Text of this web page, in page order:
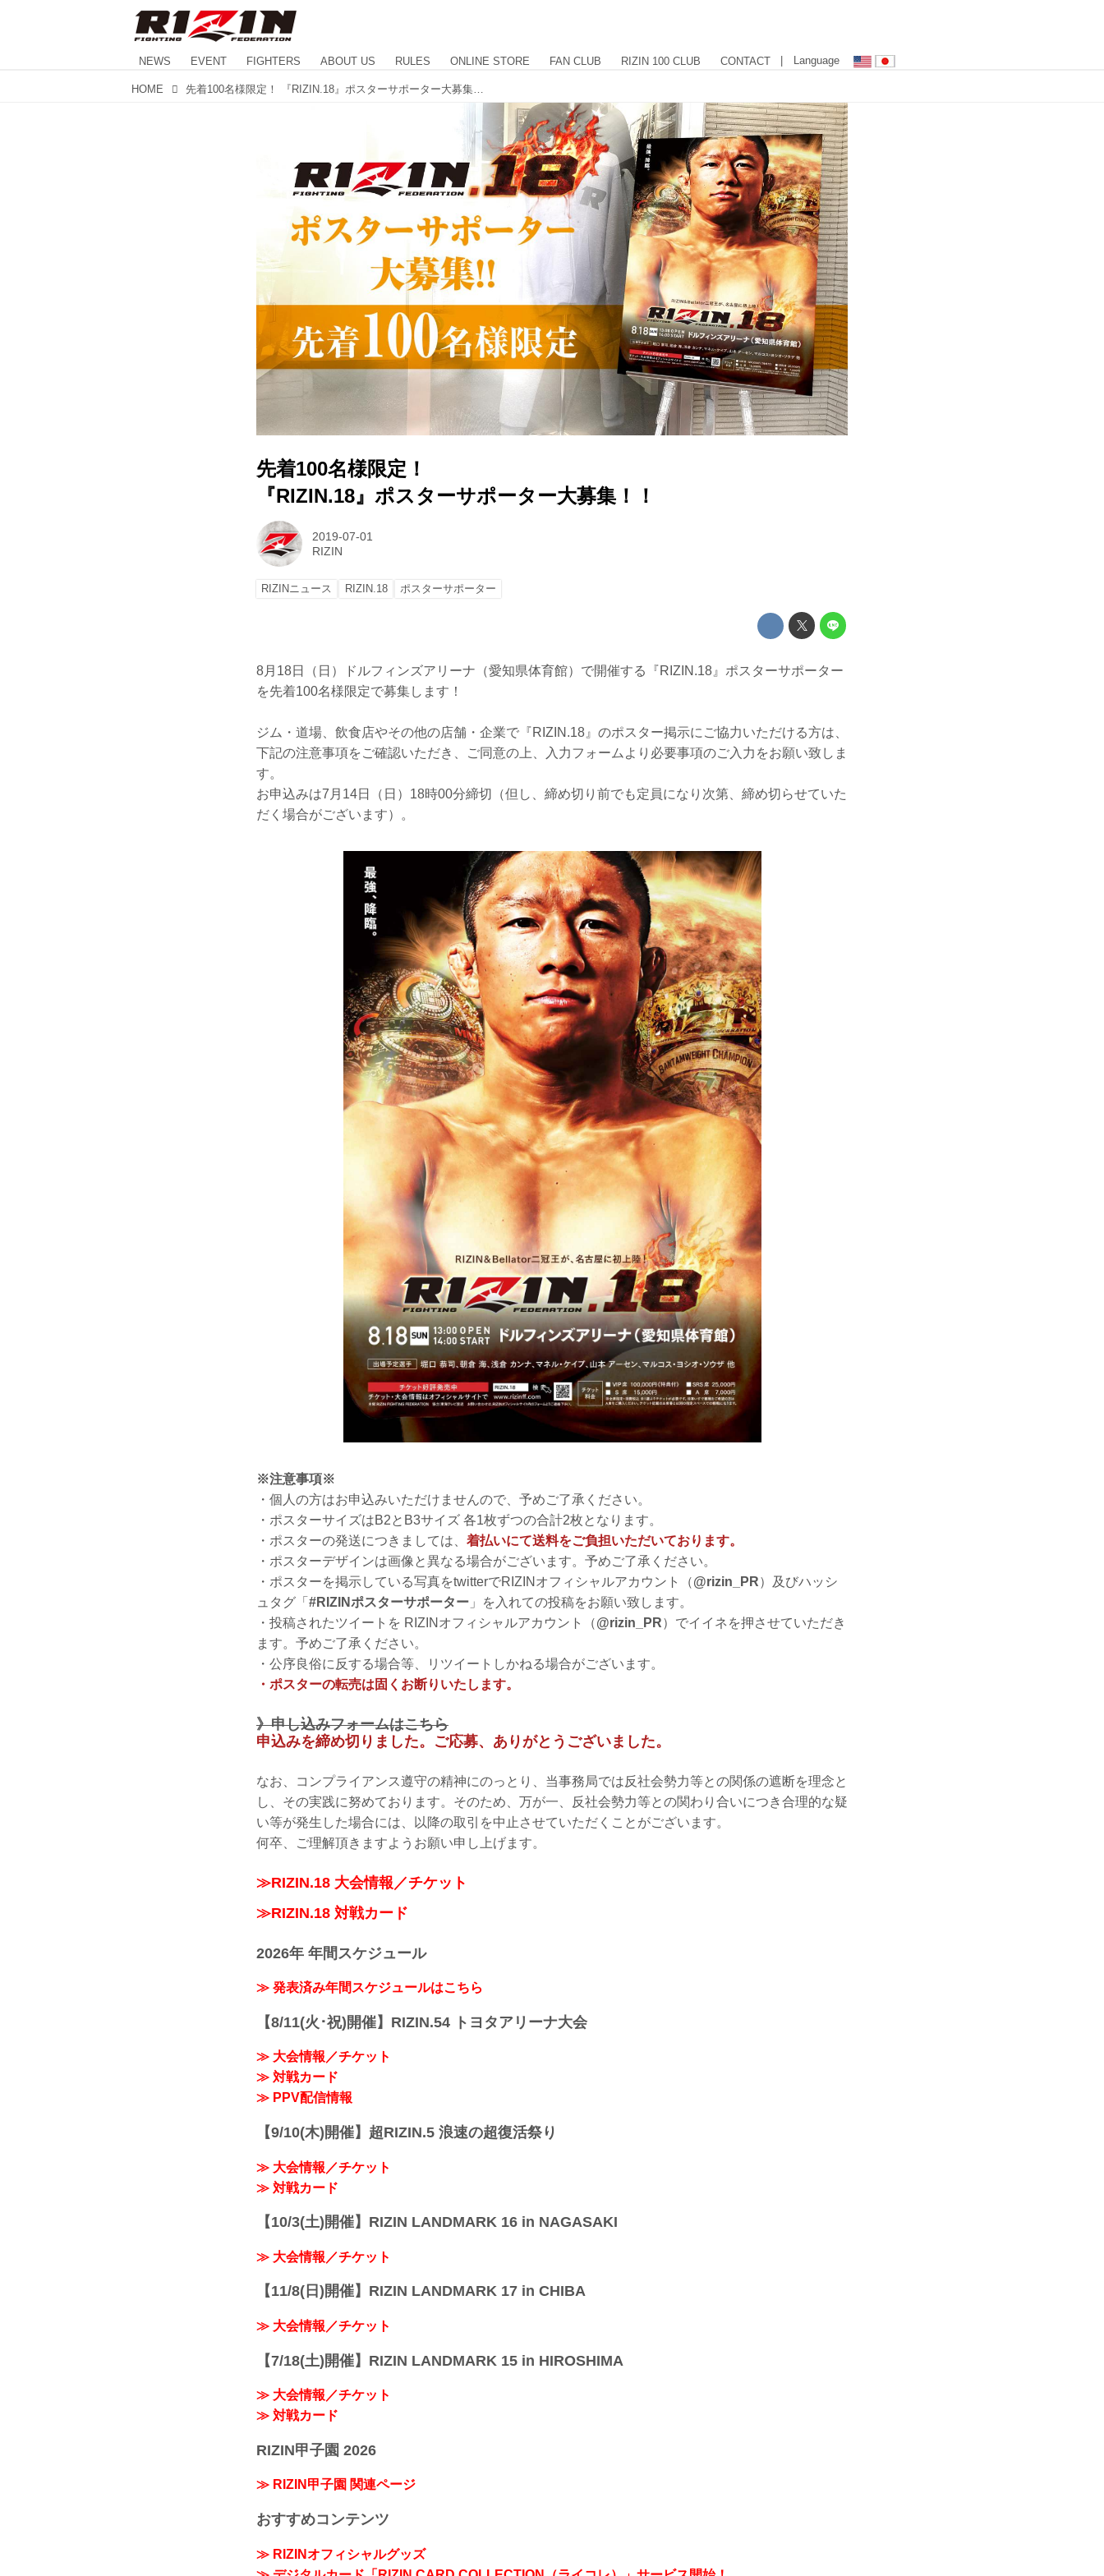
NEWS EVENT FIGHTERS ABOUT US RULES ONLINE STORE FAN CLUB RIZIN 100 CLUB CONTACT | Language
HOME
先着100名様限定！
『RIZIN.18』ポスターサポーター大募集！！
2019-07-01
RIZIN
RIZINニュース RIZIN.18 ポスターサポーター
8月18日（日）ドルフィンズアリーナ（愛知県体育館）で開催する『RIZIN.18』ポスターサポーター
を先着100名様限定で募集します！
ジム・道場、飲食店やその他の店舗・企業で『RIZIN.18』のポスター掲示にご協力いただける方は、
下記の注意事項をご確認いただき、ご同意の上、入力フォームより必要事項のご入力をお願い致しま
す。
お申込みは7月14日（日）18時00分締切（但し、締め切り前でも定員になり次第、締め切らせていた
だく場合がございます）。
※注意事項※
・個人の方はお申込みいただけませんので、予めご了承ください。
・ポスターサイズはB2とB3サイズ 各1枚ずつの合計2枚となります。
・ポスターの発送につきましては、 着払いにて送料をご負担いただいております。
・ポスターデザインは画像と異なる場合がございます。予めご了承ください。
・ポスターを掲示している写真をtwitterでRIZINオフィシャルアカウント（@rizin_PR）及びハッシ
ュタグ「 #RIZINポスターサポーター 」を入れての投稿をお願い致します。
・投稿されたツイートを RIZINオフィシャルアカウント（@rizin_PR）でイイネを押させていただき
ます。予めご了承ください。
・公序良俗に反する場合等、リツイートしかねる場合がございます。
・ポスターの転売は固くお断りいたします。
》申し込みフォームはこちら
申込みを締め切りました。ご応募、ありがとうございました。
なお、コンプライアンス遵守の精神にのっとり、当事務局では反社会勢力等との関係の遮断を理念と
し、その実践に努めております。そのため、万が一、反社会勢力等との関わり合いにつき合理的な疑
い等が発生した場合には、以降の取引を中止させていただくことがございます。
何卒、ご理解頂きますようお願い申し上げます。
≫RIZIN.18 大会情報／チケット
≫RIZIN.18 対戦カード
2026年 年間スケジュール
≫ 発表済み年間スケジュールはこちら
【8/11(火･祝)開催】RIZIN.54 トヨタアリーナ大会
≫ 大会情報／チケット
≫ 対戦カード
≫ PPV配信情報
【9/10(木)開催】超RIZIN.5 浪速の超復活祭り
≫ 大会情報／チケット
≫ 対戦カード
【10/3(土)開催】RIZIN LANDMARK 16 in NAGASAKI
≫ 大会情報／チケット
【11/8(日)開催】RIZIN LANDMARK 17 in CHIBA
≫ 大会情報／チケット
【7/18(土)開催】RIZIN LANDMARK 15 in HIROSHIMA
≫ 大会情報／チケット
≫ 対戦カード
RIZIN甲子園 2026
≫ RIZIN甲子園 関連ページ
おすすめコンテンツ
≫ RIZINオフィシャルグッズ